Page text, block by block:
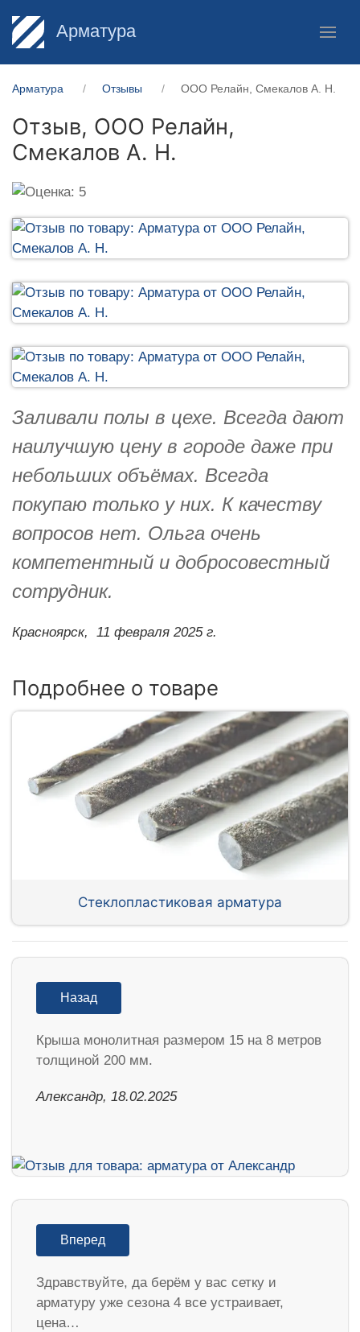
Арматура
Арматура Отзывы ООО Релайн, Смекалов А. Н.
Отзыв, ООО Релайн,
Смекалов А. Н.
Заливали полы в цехе. Всегда дают
наилучшую цену в городе даже при
небольших объёмах. Всегда
покупаю только у них. К качеству
вопросов нет. Ольга очень
компетентный и добросовестный
сотрудник.
Красноярск, 11 февраля 2025 г.
Подробнее о товаре
Стеклопластиковая арматура
Назад
Крыша монолитная размером 15 на 8 метров
толщиной 200 мм.
Александр, 18.02.2025
Вперед
Здравствуйте, да берём у вас сетку и
арматуру уже сезона 4 все устраивает,
цена…